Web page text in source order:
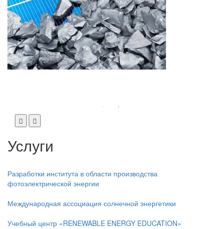
Услуги
Разработки института в области производства
фотоэлектрической энергии
Международная ассоциация солнечной энергетики
Учебный центр «RENEWABLE ENERGY EDUCATION»